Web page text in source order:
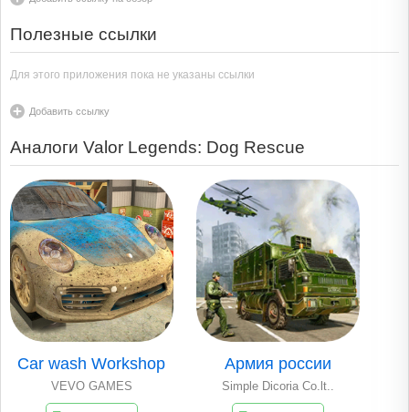
Полезные ссылки
Для этого приложения пока не указаны ссылки
Добавить ссылку
Аналоги Valor Legends: Dog Rescue
Car wash Workshop
VEVO GAMES
Армия россии
Simple Dicoria Co.lt..